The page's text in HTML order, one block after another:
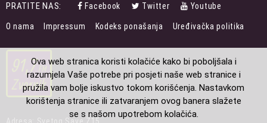
PRATITE NAS: Facebook Twitter Youtube
FOOTER
MENU
O nama Impressum Kodeks ponašanja Uređivačka politika
Ova web stranica koristi kolačiće kako bi poboljšala i
razumjela Vaše potrebe pri posjeti naše web stranice i
pružila vam bolje iskustvo tokom korišćenja. Nastavkom
korištenja stranice ili zatvaranjem ovog banera slažete
se s našom upotrebom kolačića.